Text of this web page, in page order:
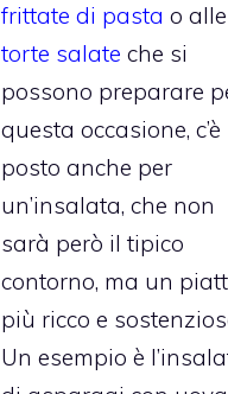
frittate di pasta o alle
torte salate che si
possono preparare
questa occasione, c’è
posto anche per
un’insalata, che non
sarà però il tipico
contorno, ma un
più ricco e
Un esempio è